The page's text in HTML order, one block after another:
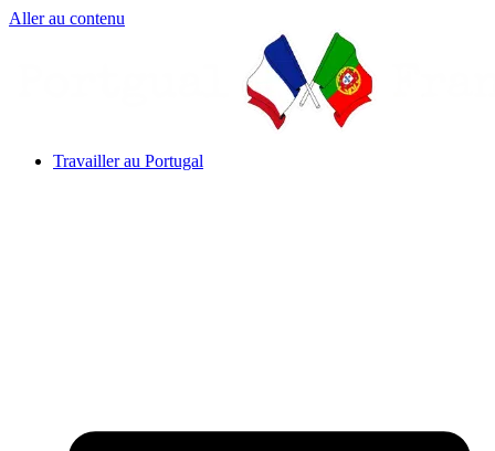
Aller au contenu
Travailler au Portugal